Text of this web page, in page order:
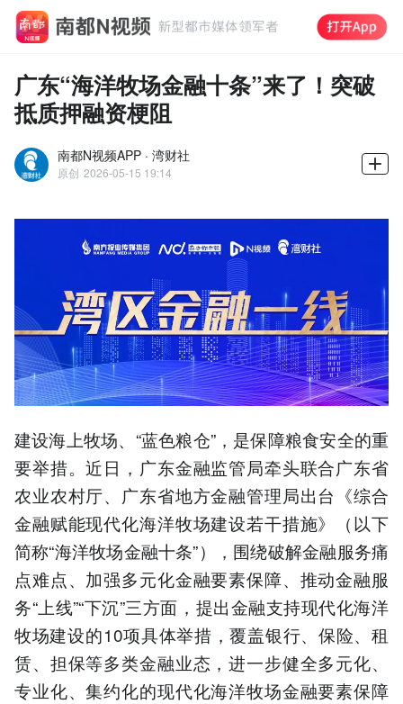
广东“海洋牧场金融十条”来了！突破
抵质押融资梗阻
南都N视频APP · 湾财社
原创 2026-05-15 19:14
建设海上牧场、“蓝色粮仓”，是保障粮食安全的重
要举措。近日，广东金融监管局牵头联合广东省
农业农村厅、广东省地方金融管理局出台《综合
金融赋能现代化海洋牧场建设若干措施》（以下
简称“海洋牧场金融十条”），围绕破解金融服务痛
点难点、加强多元化金融要素保障、推动金融服
务“上线”“下沉”三方面，提出金融支持现代化海洋
牧场建设的10项具体举措，覆盖银行、保险、租
赁、担保等多类金融业态，进一步健全多元化、
专业化、集约化的现代化海洋牧场金融要素保障